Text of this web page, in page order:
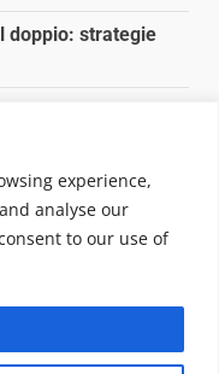
experience,
analyse our
to our use of
doppio: strategie
che
di Jws Media
in quanto
Non può